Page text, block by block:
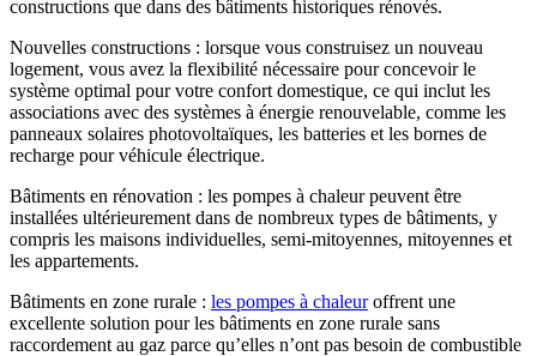
constructions que dans des bâtiments historiques rénovés.
Nouvelles constructions : lorsque vous construisez un nouveau
logement, vous avez la flexibilité nécessaire pour concevoir le
système optimal pour votre confort domestique, ce qui inclut les
associations avec des systèmes à énergie renouvelable, comme les
panneaux solaires photovoltaïques, les batteries et les bornes de
recharge pour véhicule électrique.
Bâtiments en rénovation : les pompes à chaleur peuvent être
installées ultérieurement dans de nombreux types de bâtiments, y
compris les maisons individuelles, semi-mitoyennes, mitoyennes et
les appartements.
Bâtiments en zone rurale : les pompes à chaleuroffrent une
excellente solution pour les bâtiments en zone rurale sans
raccordement au gaz parce qu’elles n’ont pas besoin de combustible